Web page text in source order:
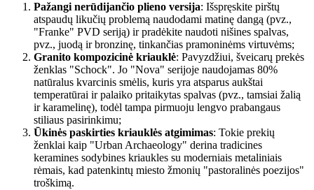
Pažangi nerūdijančio plieno versija: Išspręskite pirštų
atspaudų likučių problemą naudodami matinę dangą (pvz.,
"Franke" PVD seriją) ir pradėkite naudoti nišines spalvas,
pvz., juodą ir bronzinę, tinkančias pramoninėms virtuvėms;
Granito kompozicinė kriauklė: Pavyzdžiui, šveicarų prekės
ženklas "Schock". Jo "Nova" serijoje naudojamas 80%
natūralus kvarcinis smėlis, kuris yra atsparus aukštai
temperatūrai ir palaiko pritaikytas spalvas (pvz., tamsiai žalią
ir karamelinę), todėl tampa pirmuoju lengvo prabangaus
stiliaus pasirinkimu;
Ūkinės paskirties kriauklės atgimimas: Tokie prekių
ženklai kaip "Urban Archaeology" derina tradicines
keramines sodybines kriaukles su moderniais metaliniais
rėmais, kad patenkintų miesto žmonių "pastoralinės poezijos"
troškimą.